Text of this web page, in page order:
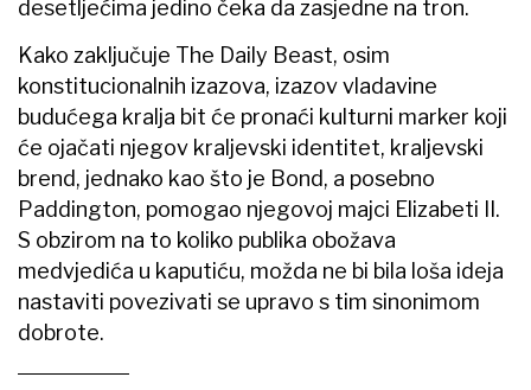
desetljećima jedino čeka da zasjedne na tron.
Kako zaključuje The Daily Beast, osim
konstitucionalnih izazova, izazov vladavine
budućega kralja bit će pronaći kulturni marker koji
će ojačati njegov kraljevski identitet, kraljevski
brend, jednako kao što je Bond, a posebno
Paddington, pomogao njegovoj majci Elizabeti II.
S obzirom na to koliko publika obožava
medvjedića u kaputiću, možda ne bi bila loša ideja
nastaviti povezivati se upravo s tim sinonimom
dobrote.